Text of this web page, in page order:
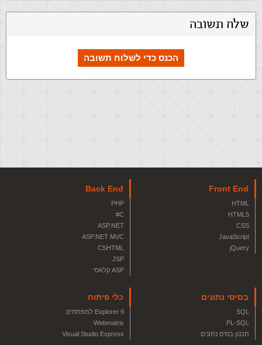
שלח תשובה
הכנס כדי לשלוח תשובה
Front End
HTML
HTML5
CSS
JavaScript
jQuery
Back End
PHP
C#
ASP.NET
ASP.NET MVC
CSHTML
JSP
ASP קלאסי
בסיסי נתונים
SQL
PL-SQL
תכנון בסיס נתונים
כלי פיתוח
Explorer 9 למפתחים
Webmatrix
Visual Studio Express